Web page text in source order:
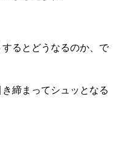
るとどうなるのか、で
締まってシュッとなる